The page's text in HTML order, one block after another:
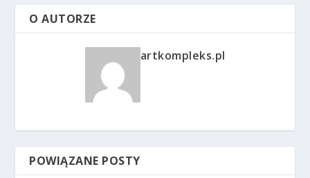
O AUTORZE
artkompleks.pl
POWIĄZANE POSTY